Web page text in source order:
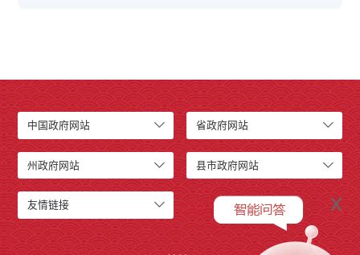
中国政府网站 省政府网站
州政府网站 县市政府网站
友情链接 x